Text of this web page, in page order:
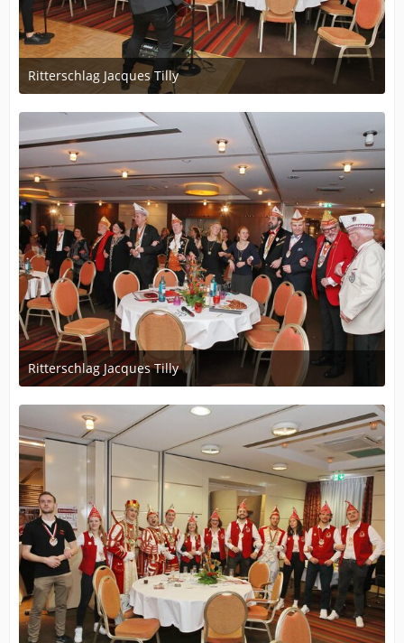
Ritterschlag Jacques Tilly
12. Dezember 2023 um 19:56
Ritterschlag Jacques Tilly
12. Dezember 2023 um 19:56